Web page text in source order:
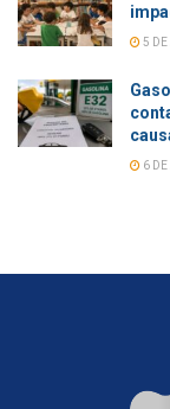
5
6